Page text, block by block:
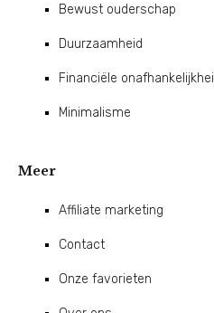
Bewust ouderschap
Duurzaamheid
Financiële
Minimalisme
Meer
Affiliate marketing
Contact
Onze favorieten